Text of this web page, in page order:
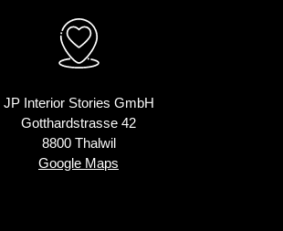
JP Interior Stories GmbH
Gotthardstrasse 42
8800 Thalwil
Google Maps